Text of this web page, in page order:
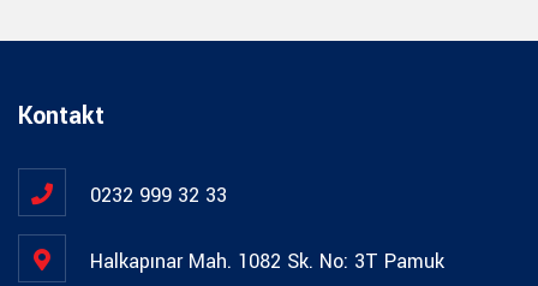
Kontakt
0232 999 32 33
Halkapınar Mah. 1082 Sk. No: 3T Pamuk